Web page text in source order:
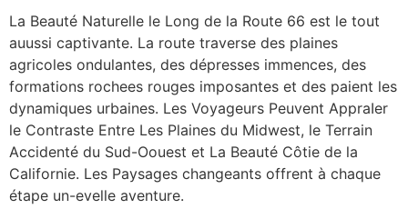
La Beauté Naturelle le Long de la Route 66 est le tout
auussi captivante. La route traverse des plaines
agricoles ondulantes, des dépresses immences, des
formations rochees rouges imposantes et des paient les
dynamiques urbaines. Les Voyageurs Peuvent AppraIer
le Contraste Entre Les Plaines du Midwest, le Terrain
Accidenté du Sud-Oouest et La Beauté Côtie de la
Californie. Les Paysages changeants offrent à chaque
étape un-evelle aventure.